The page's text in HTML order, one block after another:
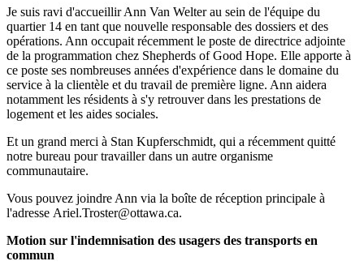
Je suis ravi d'accueillir Ann Van Welter au sein de l'équipe du
quartier 14 en tant que nouvelle responsable des dossiers et des
opérations. Ann occupait récemment le poste de directrice adjointe
de la programmation chez Shepherds of Good Hope. Elle apporte à
ce poste ses nombreuses années d'expérience dans le domaine du
service à la clientèle et du travail de première ligne. Ann aidera
notamment les résidents à s'y retrouver dans les prestations de
logement et les aides sociales.
Et un grand merci à Stan Kupferschmidt, qui a récemment quitté
notre bureau pour travailler dans un autre organisme
communautaire.
Vous pouvez joindre Ann via la boîte de réception principale à
l'adresse Ariel.Troster@ottawa.ca.
Motion sur l'indemnisation des usagers des transports en
commun